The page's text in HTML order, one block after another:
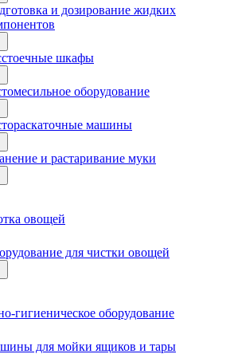
и дозирование жидких
шкафы
оборудование
машины
и растаривание муки
овощей
для чистки овощей
гигиеническое оборудование
для мойки ящиков и тары